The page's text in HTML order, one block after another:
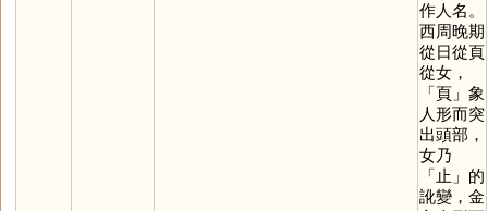
作人名。
西周晚期
從日從頁
從女，
「頁」象
人形而突
出頭部，
女乃
「 止 」的
訛變，金